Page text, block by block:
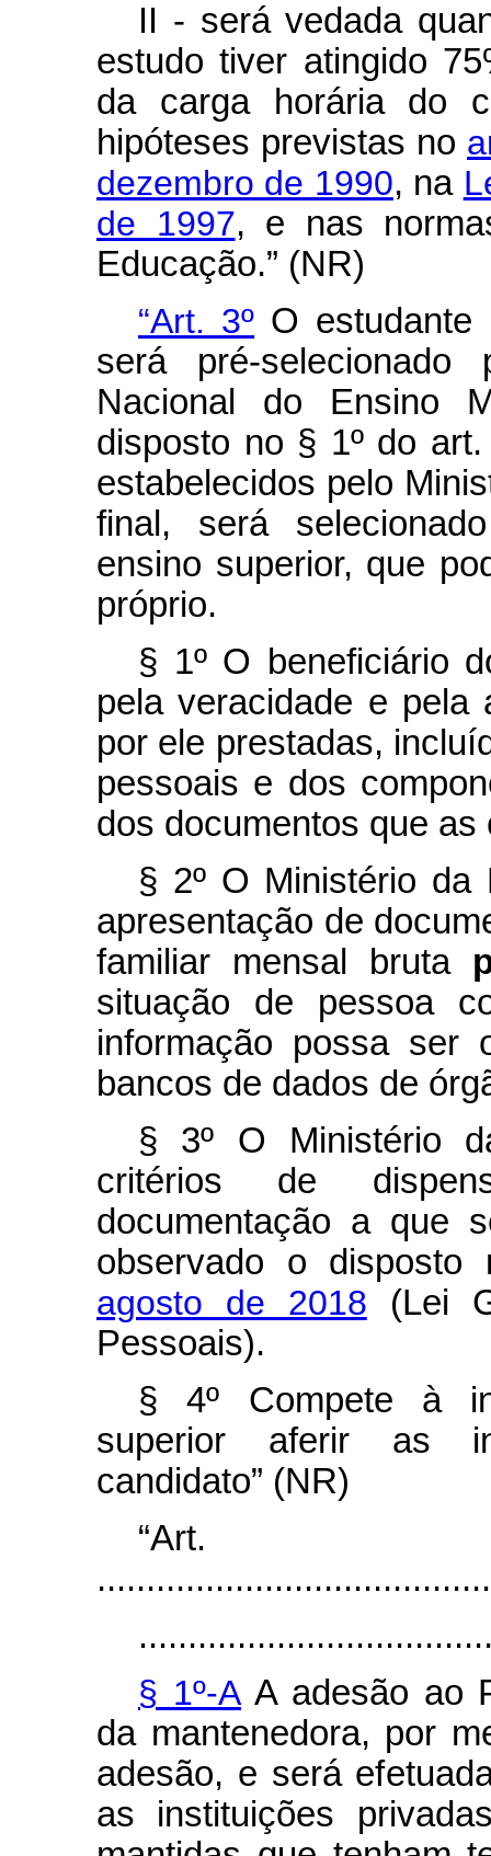
II - será vedada
estudo tiver atingido
da carga horária do
hipóteses previstas no
dezembro de 1990, na
de 1997, e nas
Educação.” (NR)
“Art. 3º O estudante
será pré-
Nacional do Ensino
disposto no § 1º do
estabelecidos pelo
final, será
ensino superior, que
próprio.
§ 1º O beneficiário
pela veracidade e pela
por ele prestadas,
pessoais e dos
dos documentos que as
§ 2º O Ministério da
apresentação de
familiar mensal bruta
situação de pessoa
informação possa ser
bancos de dados de
§ 3º O Ministério
critérios de
documentação a que
observado o
agosto de 2018 (Lei
Pessoais).
§ 4º Compete à
superior aferir as
candidato” (NR)
§ 1º-AA adesão ao
da mantenedora, por
adesão, e será
as instituições